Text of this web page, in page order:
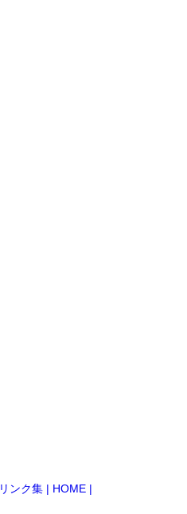
ンク集 | HOME |